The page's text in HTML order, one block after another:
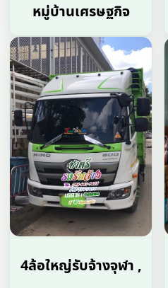
หมู่บ้านเศรษฐกิจ
4ล้อใหญ่รับจ้างจุฬา ,